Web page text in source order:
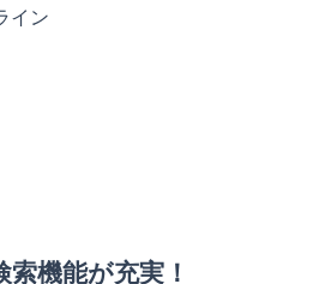
索機能が充実！